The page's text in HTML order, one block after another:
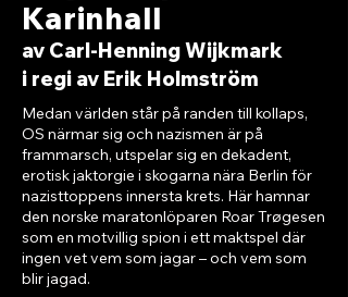
Karinhall
av Carl-Henning Wijkmark
i regi av Erik Holmström
Medan världen står på randen till kollaps,
OS närmar sig och nazismen är på
frammarsch, utspelar sig en dekadent,
erotisk jaktorgie i skogarna nära Berlin för
nazisttoppens innersta krets. Här hamnar
den norske maratonlöparen Roar Trøgesen
som en motvillig spion i ett maktspel där
ingen vet vem som jagar – och vem som
blir jagad.